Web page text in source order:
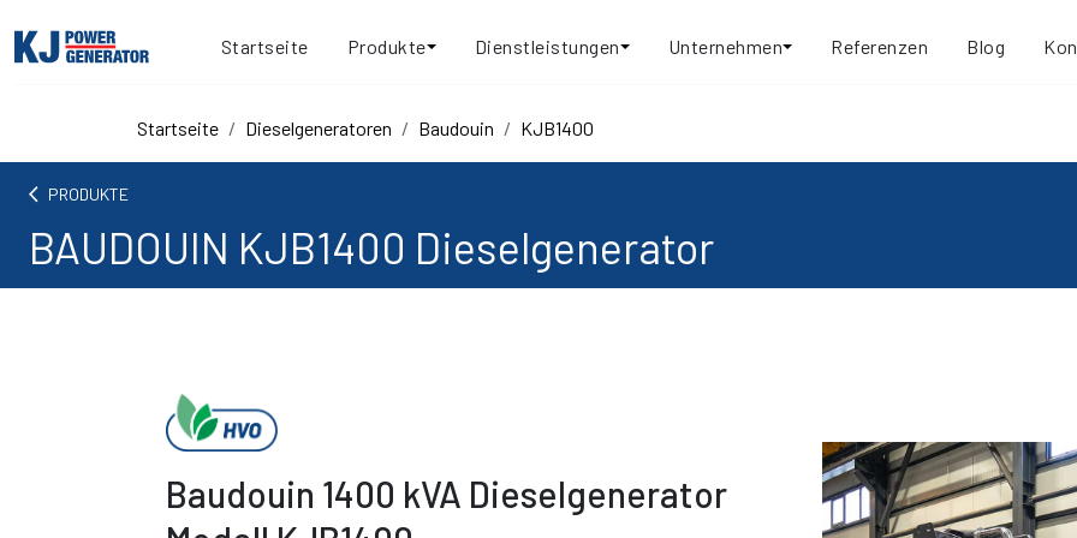
Startseite Produkte Dienstleistungen Unternehmen Referenzen Blog
Startseite Dieselgeneratoren Baudouin KJB1400
arrow_back_ios PRODUKTE
BAUDOUIN KJB1400 Dieselgenerator
Baudouin 1400 kVA Dieselgenerator